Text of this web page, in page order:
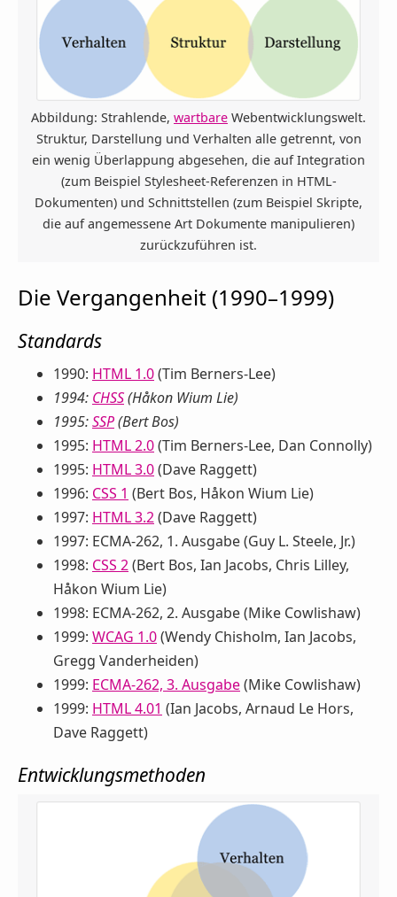
Abbildung: Strahlende, wartbare Webentwicklungswelt.
Struktur, Darstellung und Verhalten alle getrennt, von
ein wenig Überlappung abgesehen, die auf Integration
(zum Beispiel Stylesheet-Referenzen in HTML-
Dokumenten) und Schnittstellen (zum Beispiel Skripte,
die auf angemessene Art Dokumente manipulieren)
zurückzuführen ist.
Die Vergangenheit (1990–1999)
Standards
1990: HTML 1.0(Tim Berners-Lee)
1994: CHSS(Håkon Wium Lie)
1995:SSP(Bert Bos)
1995: HTML 2.0(Tim Berners-Lee, Dan Connolly)
1995: HTML 3.0(Dave Raggett)
1996: CSS 1 (Bert Bos, Håkon Wium Lie)
1997: HTML 3.2(Dave Raggett)
1997: ECMA-262, 1. Ausgabe (Guy L. Steele, Jr.)
1998: CSS 2(Bert Bos, Ian Jacobs, Chris Lilley,
Håkon Wium Lie)
1998: ECMA-262, 2. Ausgabe (Mike Cowlishaw)
1999: WCAG 1.0(Wendy Chisholm, Ian Jacobs,
Gregg Vanderheiden)
1999: ECMA-262, 3. Ausgabe(Mike Cowlishaw)
1999: HTML 4.01 (Ian Jacobs, Arnaud Le Hors,
Dave Raggett)
Entwicklungsmethoden